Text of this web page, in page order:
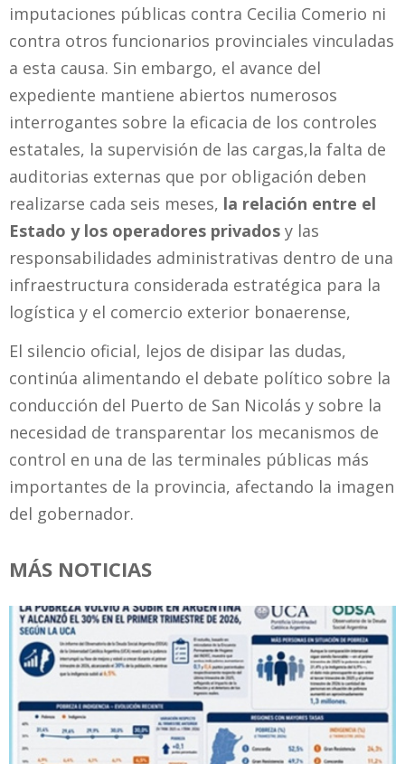
imputaciones públicas contra Cecilia Comerio ni
contra otros funcionarios provinciales vinculadas
a esta causa. Sin embargo, el avance del
expediente mantiene abiertos numerosos
interrogantes sobre la eficacia de los controles
estatales, la supervisión de las cargas,la falta de
auditorias externas que por obligación deben
realizarse cada seis meses, la relación entre el
Estado y los operadores privados y las
responsabilidades administrativas dentro de una
infraestructura considerada estratégica para la
logística y el comercio exterior bonaerense,
El silencio oficial, lejos de disipar las dudas,
continúa alimentando el debate político sobre la
conducción del Puerto de San Nicolás y sobre la
necesidad de transparentar los mecanismos de
control en una de las terminales públicas más
importantes de la provincia, afectando la imagen
del gobernador.
MÁS NOTICIAS